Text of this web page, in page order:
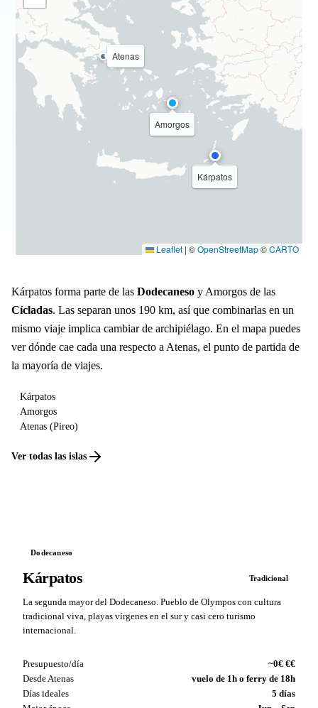
Kárpatos
Amorgos
Atenas
Leaflet | ©OpenStreetMap©CARTO
Kárpatos forma parte de las Dodecaneso y Amorgos de las
Cícladas. Las separan unos 190 km, así que combinarlas en un
mismo viaje implica cambiar de archipiélago. En el mapa puedes
ver dónde cae cada una respecto a Atenas, el punto de partida de
la mayoría de viajes.
Kárpatos
Amorgos
Atenas (Pireo)
Ver todas las islas
Dodecaneso
Kárpatos Tradicional
La segunda mayor del Dodecaneso. Pueblo de Olympos con cultura
tradicional viva, playas vírgenes en el sur y casi cero turismo
internacional.
Presupuesto/día
~0€ €€
Desde Atenas
vuelo de 1h o ferry de 18h
Días ideales
5 días